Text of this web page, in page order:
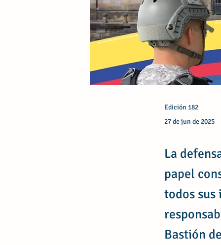
Edición 182
27 de jun de 2025
La
papel
todos sus
Bastión